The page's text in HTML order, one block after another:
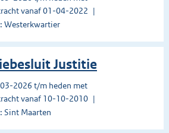
vanaf 01-04-2022
Westerkwartier
Justitie
2026 t/m heden met
vanaf 10-10-2010
Sint Maarten